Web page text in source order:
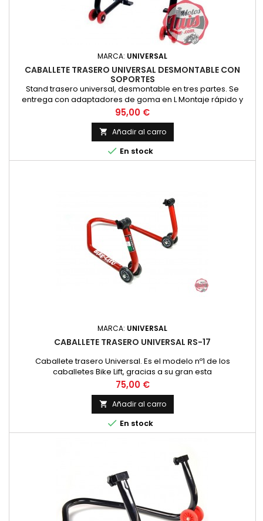
MARCA: UNIVERSAL
CABALLETE TRASERO UNIVERSAL DESMONTABLE CON
SOPORTES
Stand trasero universal, desmontable en tres partes. Se
entrega con adaptadores de goma en L Montaje rápido y
fácil
Precio
95,00 €
 Añadir al carro
 En stock
MARCA: UNIVERSAL
CABALLETE TRASERO UNIVERSAL RS-17
Caballete trasero Universal. Es el modelo nº1 de los
caballetes Bike Lift, gracias a su gran esta
Precio
75,00 €
 Añadir al carro
 En stock